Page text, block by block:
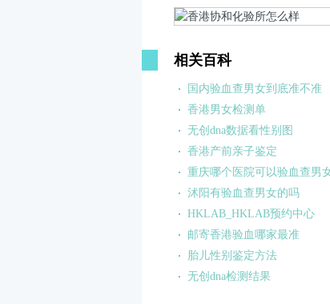
相关百科
国内验血查男女到底准不准
香港男女检测单
无创dna数据看性别图
香港产前亲子鉴定
重庆哪个医院可以验血查男
沭阳有验血查男女的吗
HKLAB_HKLAB预约中心
邮寄香港验血哪家最准
胎儿性别鉴定方法
无创dna检测结果